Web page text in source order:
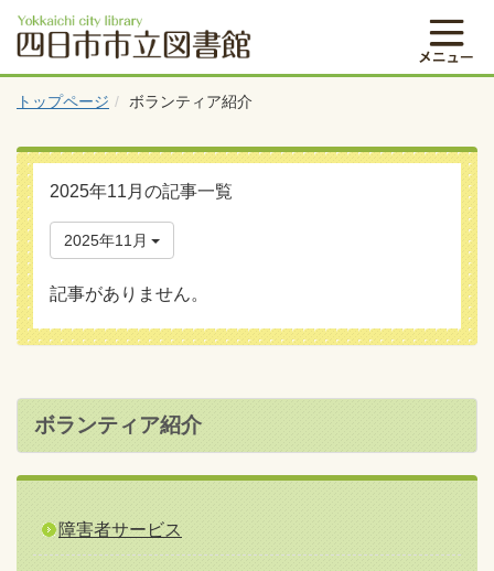
トップページ ボランティア紹介
2025年11月の記事一覧
2025年11月
記事がありません。
ボランティア紹介
障害者サービス